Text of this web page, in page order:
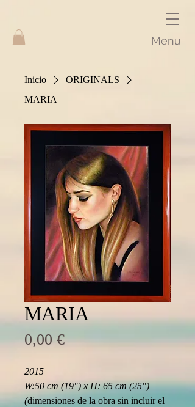
Menu
Inicio
ORIGINALS
MARIA
MARIA
0,00 €Precio
2015
W:50 cm (19") x H: 65 cm (25")
(dimensiones de la obra sin incluir el